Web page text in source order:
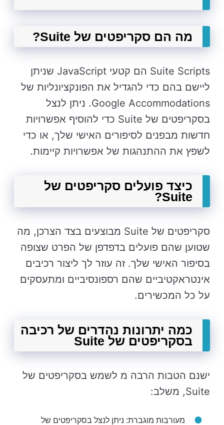
מה הם סקריפטים של Suite?
Suite Scripts הם קטעי JavaScript שניתן
ליישם בהם כדי להגדיל את הפונקציונליות של
Google Accommodations. ניתן לנצל
בסקריפטים של Suite כדי להוסיף אפשרויות
חדשות מבפנים לסיפורים האישי שלך, או כדי
לשפץ את ההתנהגות של אפשרויות קיימות.
כיצד פועלים סקריפטים של
Suite?
סקריפטים של Suite מבוצעים בצד הצרכן, מה
שטוען שהם פועלים בדפדפן של הפרט שצופה
בסיפור האישי שלך. זה עוזר לך ליצור רכיבים
אינטראקטיביים שהם רספונסיביים ומתעסקים
על כל המכשירים.
כמה יתרונות נהדרים של רכיבה
בסקריפטים של Suite
ישנם הטבות הרבה מ לשמש בסקריפטים של
Suite, משלב:
מעורבות מוגברת: ניתן לנצל בסקריפטים של